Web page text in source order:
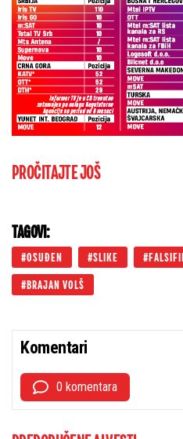
PROČITAJTE JOŠ
TAGOVI:
OSUĐEN SLIKE
BRAJAN VOLŠ
Komentari
0 komentara